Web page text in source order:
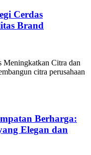
Cerdas
Brand
Meningkatkan Citra dan
citra perusahaan
Berharga:
Elegan dan